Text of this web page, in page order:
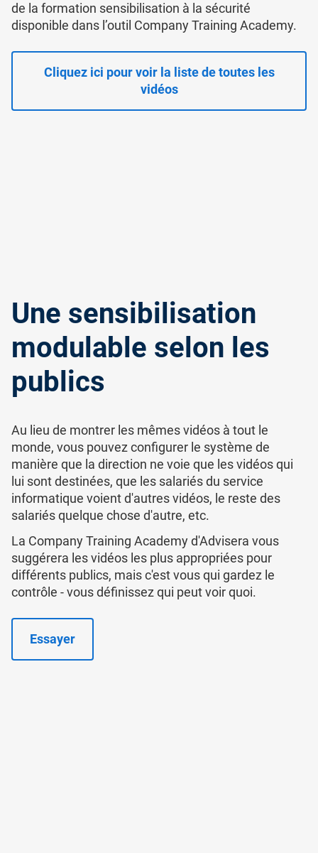
de la formation sensibilisation à la sécurité
disponible dans l’outil Company Training Academy.
Cliquez ici pour voir la liste de toutes les
vidéos
Une sensibilisation
modulable selon les
publics
Au lieu de montrer les mêmes vidéos à tout le
monde, vous pouvez configurer le système de
manière que la direction ne voie que les vidéos qui
lui sont destinées, que les salariés du service
informatique voient d'autres vidéos, le reste des
salariés quelque chose d'autre, etc.
La Company Training Academy d'Advisera vous
suggérera les vidéos les plus appropriées pour
différents publics, mais c'est vous qui gardez le
contrôle - vous définissez qui peut voir quoi.
Essayer